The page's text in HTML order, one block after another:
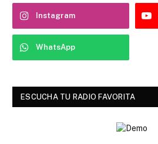
Instagram
WhatsApp
ESCUCHA TU RADIO FAVORITA